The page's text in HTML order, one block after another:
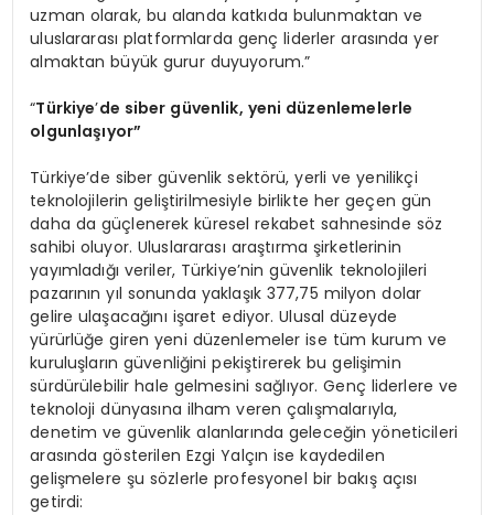
uzman olarak, bu alanda katkıda bulunmaktan ve
uluslararası platformlarda genç liderler arasında yer
almaktan büyük gurur duyuyorum.”
“Türkiye’de siber güvenlik, yeni düzenlemelerle
olgunlaşıyor”
Türkiye’de siber güvenlik sektörü, yerli ve yenilikçi
teknolojilerin geliştirilmesiyle birlikte her geçen gün
daha da güçlenerek küresel rekabet sahnesinde söz
sahibi oluyor. Uluslararası araştırma şirketlerinin
yayımladığı veriler, Türkiye’nin güvenlik teknolojileri
pazarının yıl sonunda yaklaşık 377,75 milyon dolar
gelire ulaşacağını işaret ediyor. Ulusal düzeyde
yürürlüğe giren yeni düzenlemeler ise tüm kurum ve
kuruluşların güvenliğini pekiştirerek bu gelişimin
sürdürülebilir hale gelmesini sağlıyor. Genç liderlere ve
teknoloji dünyasına ilham veren çalışmalarıyla,
denetim ve güvenlik alanlarında geleceğin yöneticileri
arasında gösterilen Ezgi Yalçın ise kaydedilen
gelişmelere şu sözlerle profesyonel bir bakış açısı
getirdi: